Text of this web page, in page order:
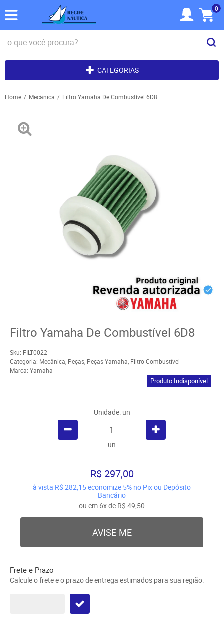
0
CATEGORIAS
Home Mecânica Filtro Yamaha De Combustível 6D8
Filtro Yamaha De Combustível 6D8
Sku: FILT0022
Categoria: Mecânica, Peças, Peças Yamaha, Filtro Combustível
Marca: Yamaha
Produto Indisponível
Unidade: un
un
R$ 297,00
à vista R$ 282,15economize 5% no Pix ou Depósito
Bancário
ou em 6xde R$ 49,50
AVISE-ME
Frete e Prazo
Calcule o frete e o prazo de entrega estimados para sua região: